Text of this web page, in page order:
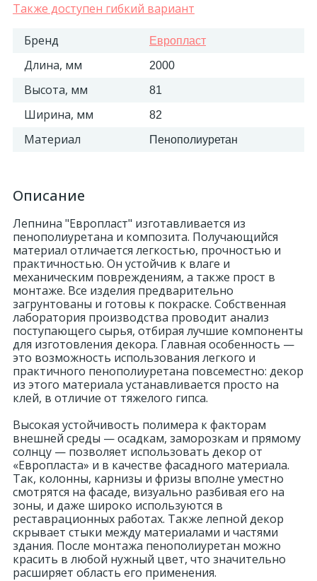
Также доступен гибкий вариант
Бренд Европласт
Длина, мм 2000
Высота, мм 81
Ширина, мм 82
Материал Пенополиуретан
Описание
Лепнина "Европласт" изготавливается из
пенополиуретана и композита. Получающийся
материал отличается легкостью, прочностью и
практичностью. Он устойчив к влаге и
механическим повреждениям, а также прост в
монтаже. Все изделия предварительно
загрунтованы и готовы к покраске. Собственная
лаборатория производства проводит анализ
поступающего сырья, отбирая лучшие компоненты
для изготовления декора. Главная особенность —
это возможность использования легкого и
практичного пенополиуретана повсеместно: декор
из этого материала устанавливается просто на
клей, в отличие от тяжелого гипса.
Высокая устойчивость полимера к факторам
внешней среды — осадкам, заморозкам и прямому
солнцу — позволяет использовать декор от
«Европласта» и в качестве фасадного материала.
Так, колонны, карнизы и фризы вполне уместно
смотрятся на фасаде, визуально разбивая его на
зоны, и даже широко используются в
реставрационных работах. Также лепной декор
скрывает стыки между материалами и частями
здания. После монтажа пенополиуретан можно
красить в любой нужный цвет, что значительно
расширяет область его применения.